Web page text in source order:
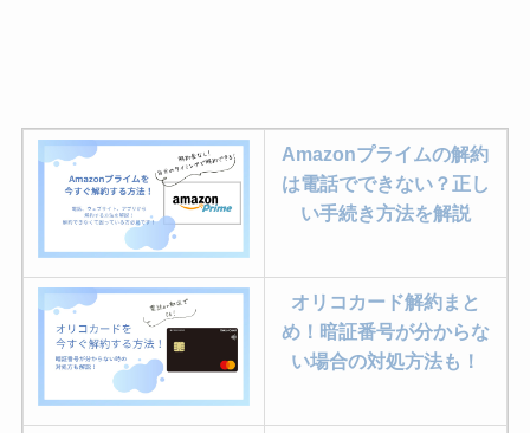
Amazonプライムの解約
は電話でできない？正し
い手続き方法を解説
オリコカード解約まと
め！暗証番号が分からな
い場合の対処方法も！